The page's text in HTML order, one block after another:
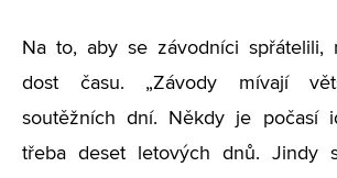
Na to, aby se závodníci spřátelili,
dost času. „Závody mívají
soutěžních dní. Někdy je počasí
třeba deset letových dnů. Jindy